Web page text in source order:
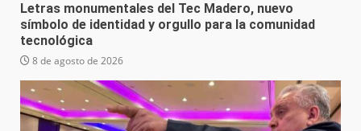
Letras monumentales del Tec Madero, nuevo
símbolo de identidad y orgullo para la comunidad
tecnológica
8 de agosto de 2026